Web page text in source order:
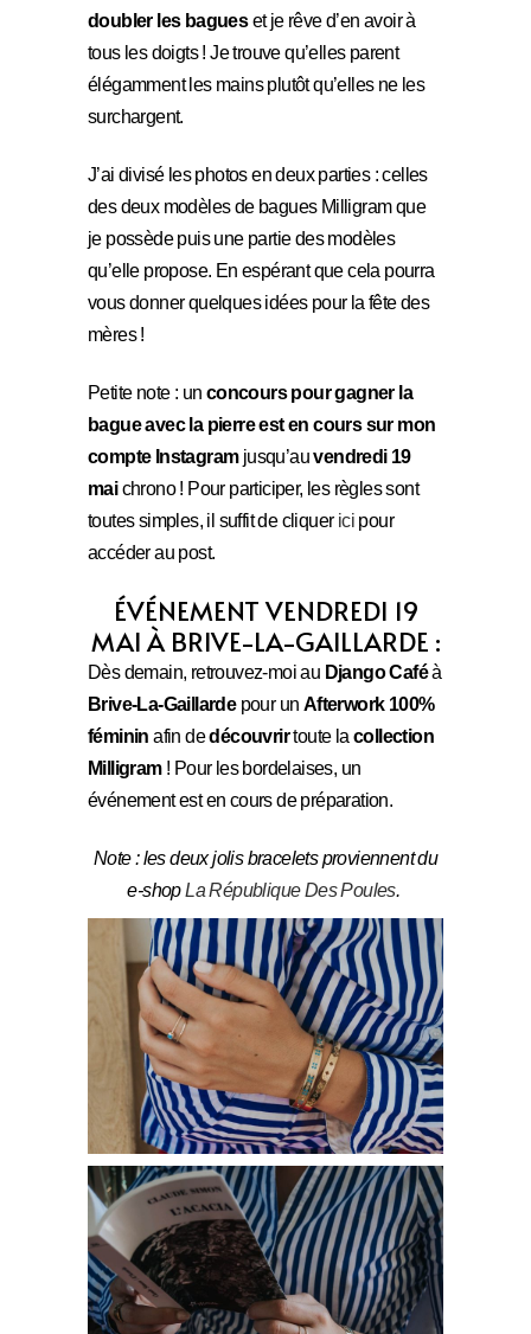
doubler les bagueset je rêve d’en avoir à
tous les doigts ! Je trouve qu’elles parent
élégamment les mains plutôt qu’elles ne les
surchargent.
J’ai divisé les photos en deux parties : celles
des deux modèles de bagues Milligram que
je possède puis une partie des modèles
qu’elle propose. En espérant que cela pourra
vous donner quelques idées pour la fête des
mères !
Petite note : un concours pour gagner la
bague avec la pierre est en cours sur mon
compte Instagramjusqu’auvendredi 19
maichrono ! Pour participer, les règles sont
toutes simples, il suffit de cliquer ici pour
accéder au post.
ÉVÉNEMENT VENDREDI 19
MAI À BRIVE-LA-GAILLARDE :
Dès demain, retrouvez-moi au Django Caféà
Brive-La-Gaillardepour un Afterwork 100%
féminin afin dedécouvrirtoute lacollection
Milligram! Pour les bordelaises, un
événement est en cours de préparation.
Note : les deux jolis bracelets proviennent du
e-shopLa République Des Poules.